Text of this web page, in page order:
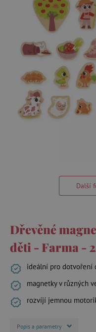
Další
Dřevěné
děti - Farma -
ideální pro dotvoření
magnetky v různých
rozvíjí jemnou
Popis a parametry